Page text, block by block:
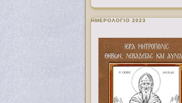
ΗΜΕΡΟΛΟΓΙΟ 2023